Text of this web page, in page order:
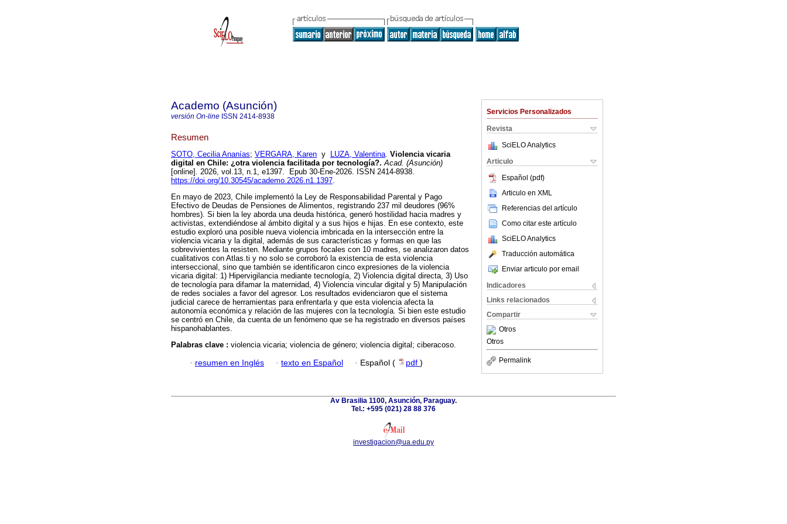
Servicios Personalizados
Revista
SciELO Analytics
Articulo
Español (pdf)
Articulo en XML
Referencias del artículo
Como citar este artículo
SciELO Analytics
Traducción automática
Enviar articulo por email
Indicadores
Links relacionados
Compartir
Otros
Otros
Permalink
Academo (Asunción)
versión On-line ISSN 2414-8938
Resumen
SOTO, Cecilia Ananías; VERGARA, Karen y LUZA, Valentina. Violencia vicaria
digital en Chile: ¿otra violencia facilitada por tecnología?. Acad. (Asunción)
[online]. 2026, vol.13, n.1, e1397. Epub 30-Ene-2026. ISSN 2414-8938.
https://doi.org/10.30545/academo.2026.n1.1397.
En mayo de 2023, Chile implementó la Ley de Responsabilidad Parental y Pago
Efectivo de Deudas de Pensiones de Alimentos, registrando 237 mil deudores (96%
hombres). Si bien la ley aborda una deuda histórica, generó hostilidad hacia madres y
activistas, extendiéndose al ámbito digital y a sus hijos e hijas. En ese contexto, este
estudio exploró una posible nueva violencia imbricada en la intersección entre la
violencia vicaria y la digital, además de sus características y formas en que las
sobrevivientes la resisten. Mediante grupos focales con 10 madres, se analizaron datos
cualitativos con Atlas.ti y no solo se corroboró la existencia de esta violencia
interseccional, sino que también se identificaron cinco expresiones de la violencia
vicaria digital: 1) Hipervigilancia mediante tecnología, 2) Violencia digital directa, 3) Uso
de tecnología para difamar la maternidad, 4) Violencia vincular digital y 5) Manipulación
de redes sociales a favor del agresor. Los resultados evidenciaron que el sistema
judicial carece de herramientas para enfrentarla y que esta violencia afecta la
autonomía económica y relación de las mujeres con la tecnología. Si bien este estudio
se centró en Chile, da cuenta de un fenómeno que se ha registrado en diversos países
hispanohablantes.
Palabras clave : violencia vicaria; violencia de género; violencia digital; ciberacoso.
· resumen en Inglés · texto en Español · Español ( pdf )
Av Brasilia 1100, Asunción, Paraguay.
Tel.: +595 (021) 28 88 376
investigacion@ua.edu.py